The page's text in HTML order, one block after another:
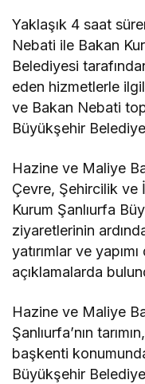
Yaklaşık 4 saat
Nebati ile Bakan
Belediyesi
eden hizmetlerle
ve Bakan Nebati
Büyükşehir
Hazine ve Maliye
Çevre, Şehircilik ve
Kurum Şanlıurfa
ziyaretlerinin
yatırımlar ve
açıklamalarda
Hazine ve Maliye
Şanlıurfa’nın
başkenti
Büyükşehir